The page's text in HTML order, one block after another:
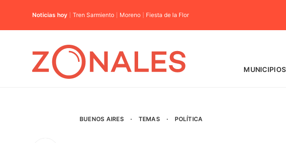
Noticias hoy Tren Sarmiento Moreno Fiesta de la Flor
MUNICIPIOS
BUENOS AIRES · TEMAS · POLÍTICA